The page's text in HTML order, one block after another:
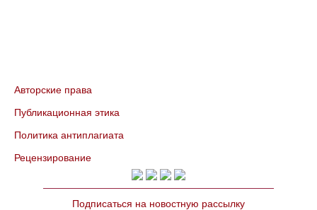
Авторские права
Публикационная этика
Политика антиплагиата
Рецензирование
Подписаться на новостную рассылку